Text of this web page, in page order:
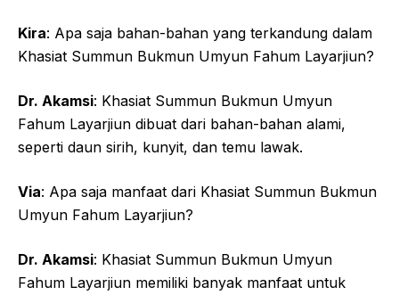
Kira: Apa saja bahan-bahan yang terkandung dalam
Khasiat Summun Bukmun Umyun Fahum Layarjiun?
Dr. Akamsi: Khasiat Summun Bukmun Umyun
Fahum Layarjiun dibuat dari bahan-bahan alami,
seperti daun sirih, kunyit, dan temu lawak.
Via: Apa saja manfaat dari Khasiat Summun Bukmun
Umyun Fahum Layarjiun?
Dr. Akamsi: Khasiat Summun Bukmun Umyun
Fahum Layarjiun memiliki banyak manfaat untuk